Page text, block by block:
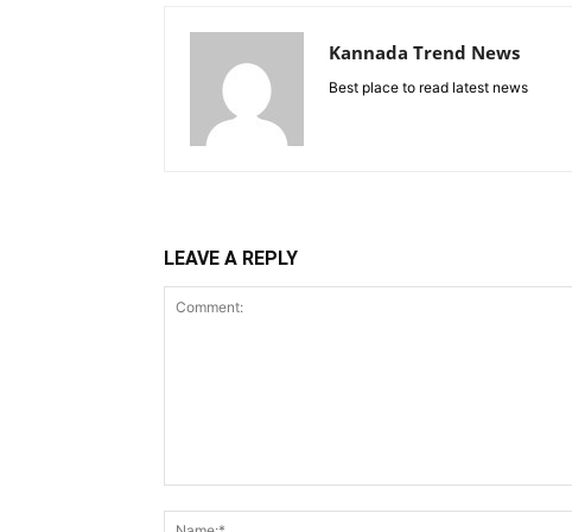
Kannada Trend News
Best place to read latest news
LEAVE A REPLY